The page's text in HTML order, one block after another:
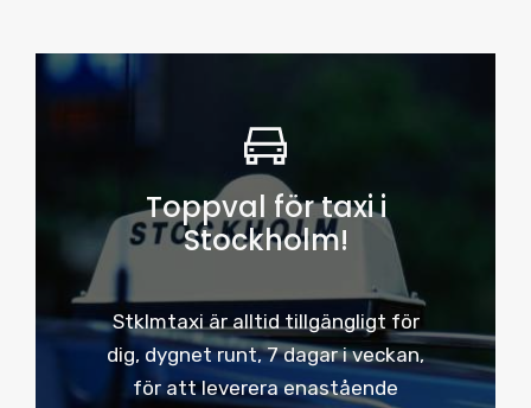
Toppval för taxi i
Stockholm!
Stklmtaxi är alltid tillgängligt för
dig, dygnet runt, 7 dagar i veckan,
för att leverera enastående